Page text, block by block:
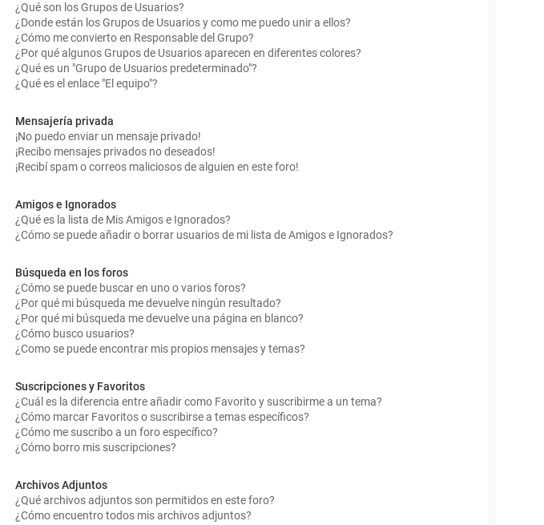
¿Qué son los Grupos de Usuarios?
¿Donde están los Grupos de Usuarios y como me puedo unir a ellos?
¿Cómo me convierto en Responsable del Grupo?
¿Por qué algunos Grupos de Usuarios aparecen en diferentes colores?
¿Qué es un "Grupo de Usuarios predeterminado"?
¿Qué es el enlace "El equipo"?
Mensajería privada
¡No puedo enviar un mensaje privado!
¡Recibo mensajes privados no deseados!
¡Recibí spam o correos maliciosos de alguien en este foro!
Amigos e Ignorados
¿Qué es la lista de Mis Amigos e Ignorados?
¿Cómo se puede añadir o borrar usuarios de mi lista de Amigos e Ignorados?
Búsqueda en los foros
¿Cómo se puede buscar en uno o varios foros?
¿Por qué mi búsqueda me devuelve ningún resultado?
¿Por qué mi búsqueda me devuelve una página en blanco?
¿Cómo busco usuarios?
¿Como se puede encontrar mis propios mensajes y temas?
Suscripciones y Favoritos
¿Cuál es la diferencia entre añadir como Favorito y suscribirme a un tema?
¿Cómo marcar Favoritos o suscribirse a temas específicos?
¿Cómo me suscribo a un foro específico?
¿Cómo borro mis suscripciones?
Archivos Adjuntos
¿Qué archivos adjuntos son permitidos en este foro?
¿Cómo encuentro todos mis archivos adjuntos?